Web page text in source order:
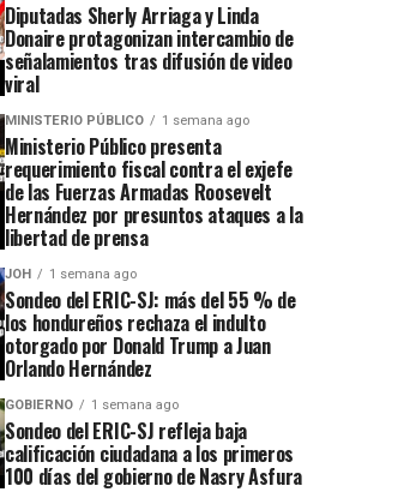
Diputadas Sherly Arriaga y Linda
Donaire protagonizan intercambio de
señalamientos tras difusión de video
viral
MINISTERIO PÚBLICO 1 semana ago
Ministerio Público presenta
requerimiento fiscal contra el exjefe
de las Fuerzas Armadas Roosevelt
Hernández por presuntos ataques a la
libertad de prensa
JOH 1 semana ago
Sondeo del ERIC-SJ: más del 55 % de
los hondureños rechaza el indulto
otorgado por Donald Trump a Juan
Orlando Hernández
GOBIERNO 1 semana ago
Sondeo del ERIC-SJ refleja baja
calificación ciudadana a los primeros
100 días del gobierno de Nasry Asfura